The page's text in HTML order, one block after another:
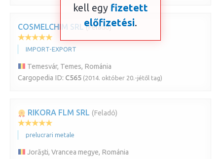
COSMELCHIM SRL (Feladó)
IMPORT-EXPORT
Temesvár, Temes, Románia
Cargopedia ID: C565 (2014. október 20.-jétől tag)
RIKORA FLM SRL (Feladó)
prelucrari metale
Jorăști, Vrancea megye, Románia
kell egy fizetett
előfizetési.